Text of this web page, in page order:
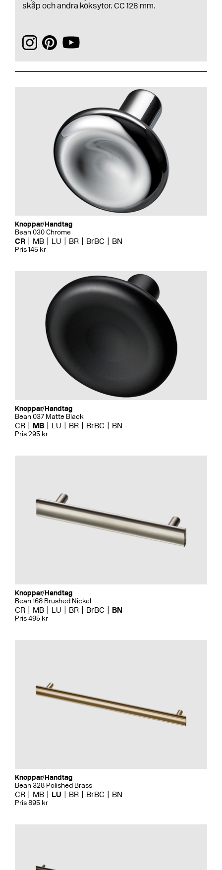
skåp och andra köksytor. CC 128 mm.
Knoppar/Handtag
Bean 030 Chrome
CR MB LU BR BrBC BN
Pris 145 kr
Knoppar/Handtag
Bean 037 Matte Black
CR MB LU BR BrBC BN
Pris 295 kr
Knoppar/Handtag
Bean 168 Brushed Nickel
CR MB LU BR BrBC BN
Pris 495 kr
Knoppar/Handtag
Bean 328 Polished Brass
CR MB LU BR BrBC BN
Pris 895 kr